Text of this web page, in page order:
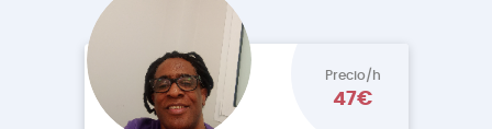
Precio/h
47€